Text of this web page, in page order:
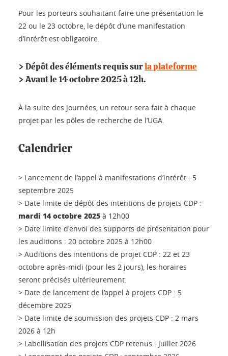
Pour les porteurs souhaitant faire une présentation le
22 ou le 23 octobre, le dépôt d’une manifestation
d’intérêt est obligatoire.
> Dépôt des éléments requis surla plateforme
> Avant le 14 octobre 2025 à 12h.
À la suite des journées, un retour sera fait à chaque
projet par les pôles de recherche de l’UGA.
Calendrier
> Lancement de l’appel à manifestations d’intérêt : 5
septembre 2025
> Date limite de dépôt des intentions de projets CDP :
mardi 14 octobre 2025 à 12h00
> Date limite d'envoi des supports de présentation pour
les auditions : 20 octobre 2025 à 12h00
> Auditions des intentions de projet CDP : 22 et 23
octobre après-midi (pour les 2 jours), les horaires
seront précisés ultérieurement.
> Date de lancement de l’appel à projets CDP : 5
décembre 2025
> Date limite de soumission des projets CDP : 2 mars
2026 à 12h
> Labellisation des projets CDP retenus : juillet 2026